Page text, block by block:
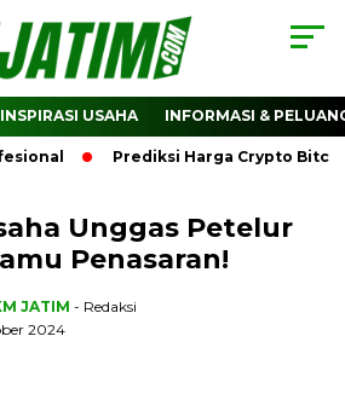
INSPIRASI USAHA INFORMASI &
Prediksi Harga Crypto Bitcoin:
Unggas Petelur
Penasaran!
JATIM - Redaksi
2024